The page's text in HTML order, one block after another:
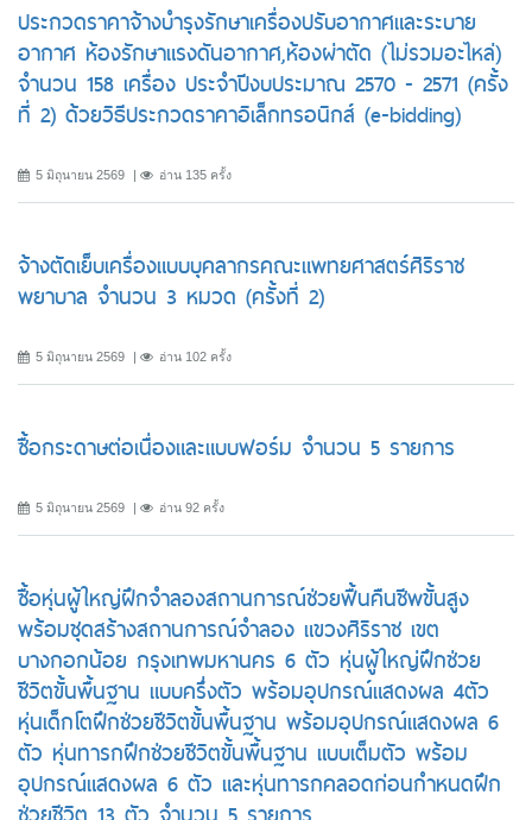
ประกวดราคาจ้างบำรุงรักษาเครื่องปรับอากาศและระบาย
อากาศ ห้องรักษาแรงดันอากาศ,ห้องผ่าตัด (ไม่รวมอะไหล่)
จำนวน 158 เครื่อง ประจำปีงบประมาณ 2570 - 2571 (ครั้ง
ที่ 2) ด้วยวิธีประกวดราคาอิเล็กทรอนิกส์ (e-bidding)
5 มิถุนายน 2569 อ่าน 135 ครั้ง
จ้างตัดเย็บเครื่องแบบบุคลากรคณะแพทยศาสตร์ศิริราช
พยาบาล จำนวน 3 หมวด (ครั้งที่ 2)
5 มิถุนายน 2569 อ่าน 102 ครั้ง
ซื้อกระดาษต่อเนื่องและแบบฟอร์ม จำนวน 5 รายการ
5 มิถุนายน 2569 อ่าน 92 ครั้ง
ซื้อหุ่นผู้ใหญ่ฝึกจำลองสถานการณ์ช่วยฟื้นคืนชีพขั้นสูง
พร้อมชุดสร้างสถานการณ์จำลอง แขวงศิริราช เขต
บางกอกน้อย กรุงเทพมหานคร 6 ตัว หุ่นผู้ใหญ่ฝึกช่วย
ชีวิตขั้นพื้นฐาน แบบครึ่งตัว พร้อมอุปกรณ์แสดงผล 4ตัว
หุ่นเด็กโตฝึกช่วยชีวิตขั้นพื้นฐาน พร้อมอุปกรณ์แสดงผล 6
ตัว หุ่นทารกฝึกช่วยชีวิตขั้นพื้นฐาน แบบเต็มตัว พร้อม
อุปกรณ์แสดงผล 6 ตัว และหุ่นทารกคลอดก่อนกำหนดฝึก